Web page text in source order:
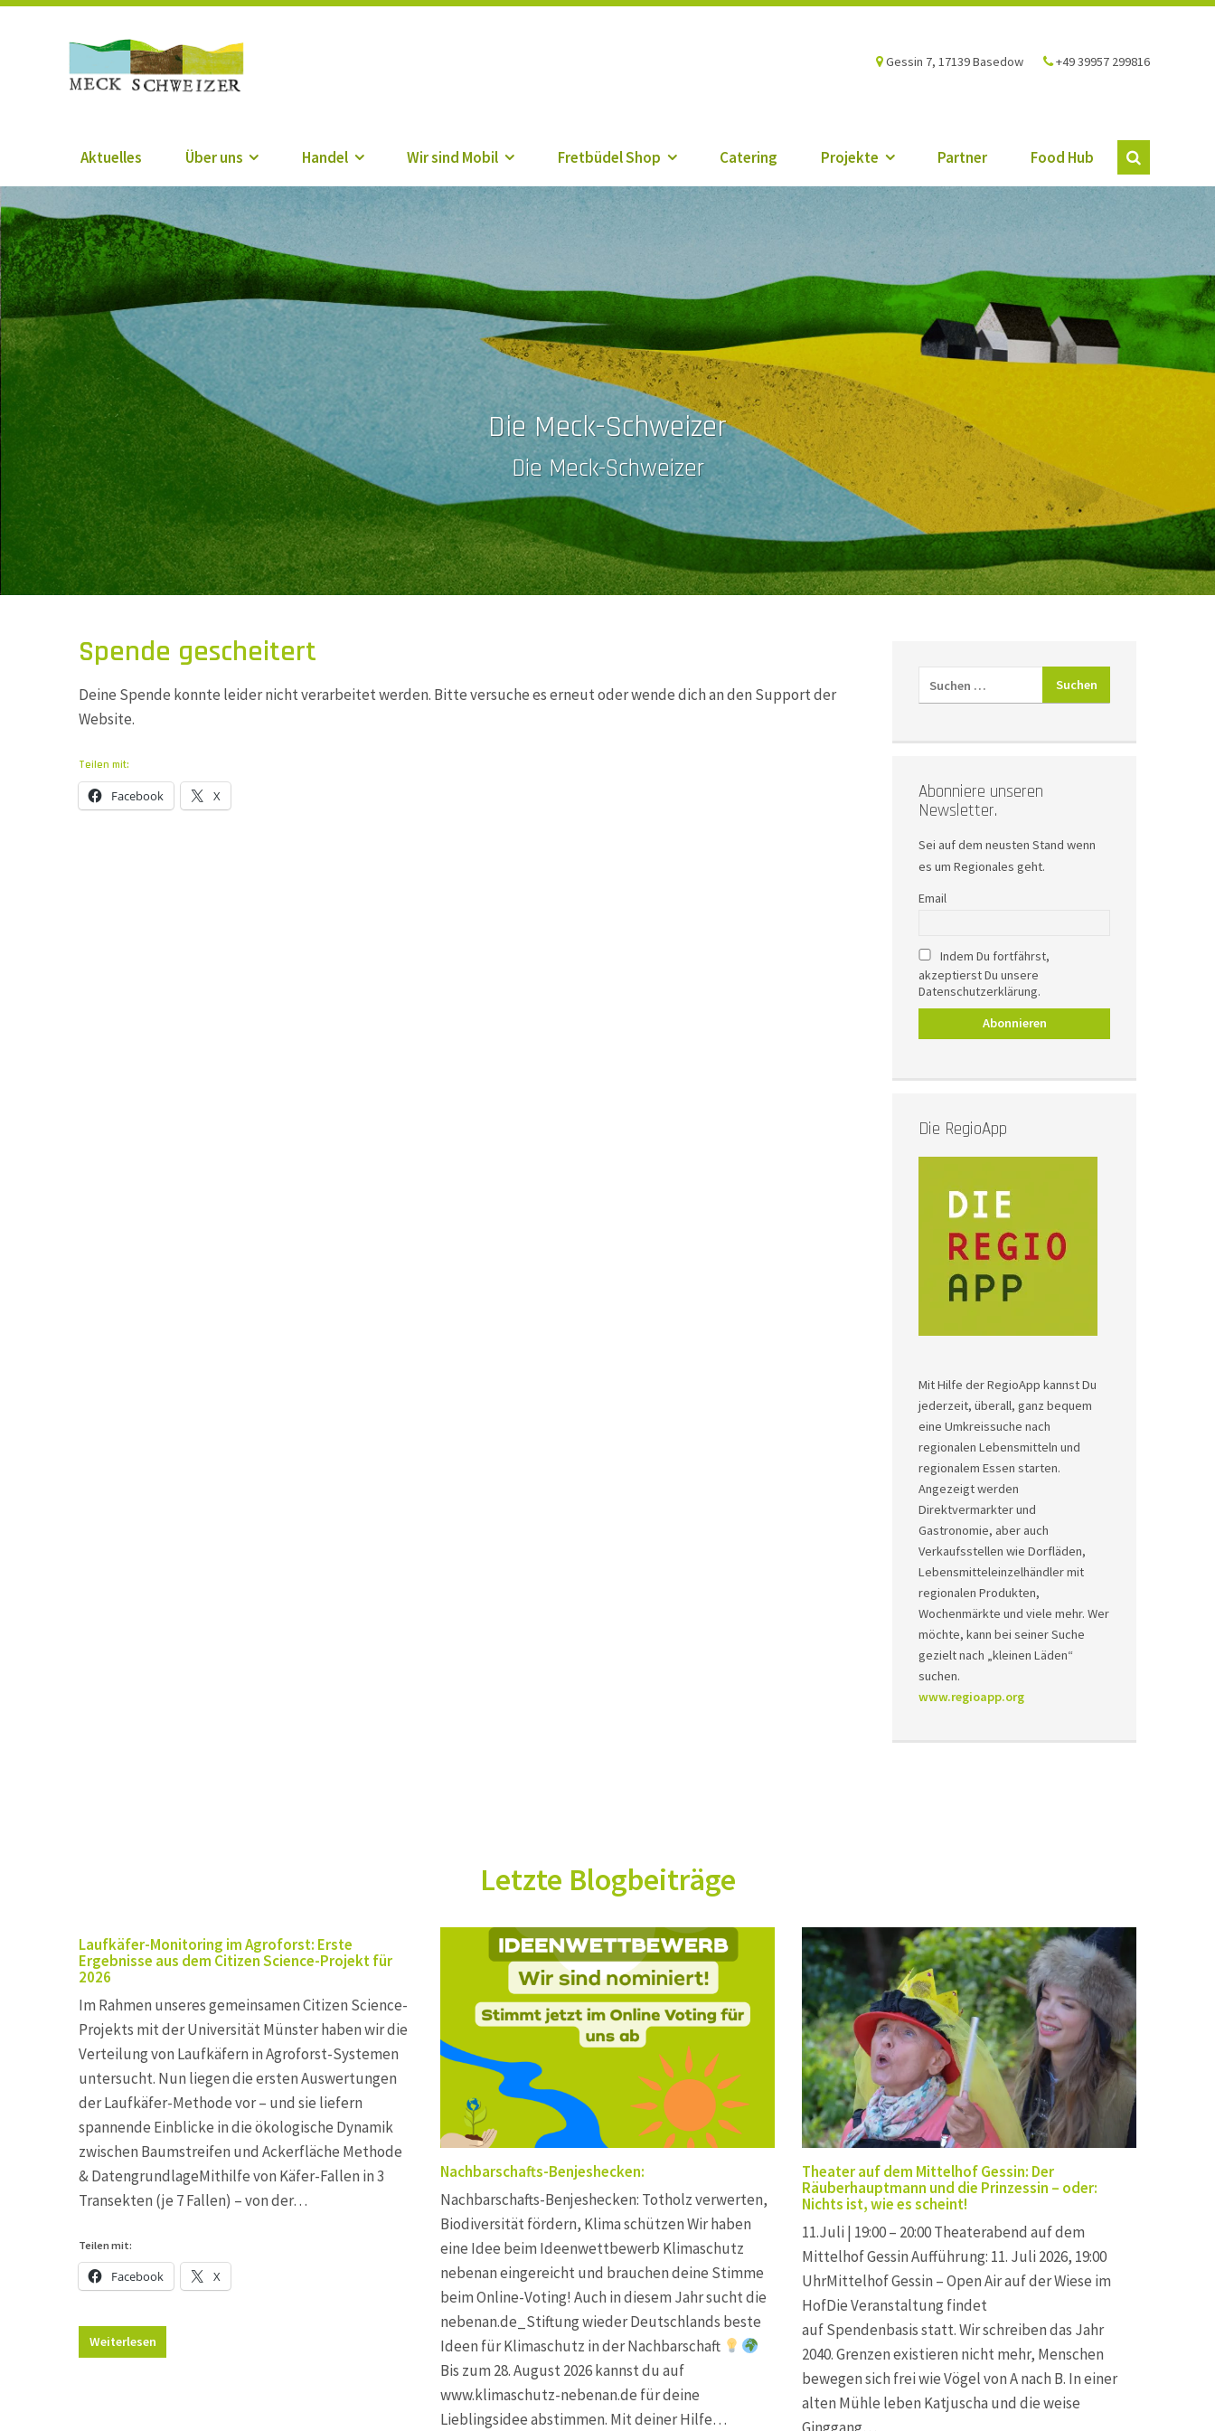
Gessin 7, 17139 Basedow +49 39957 299816
Aktuelles Über uns Handel Wir sind Mobil Fretbüdel Shop Catering Projekte Partner Food Hub
Die Meck-Schweizer
Die Meck-Schweizer
Spende gescheitert
Deine Spende konnte leider nicht verarbeitet werden. Bitte versuche es erneut oder wende dich an den Support der
Website.
Teilen mit:
Facebook X
Abonniere unseren
Newsletter.
Sei auf dem neusten Stand wenn
es um Regionales geht.
Email
Indem Du fortfährst,
akzeptierst Du unsere
Datenschutzerklärung.
Die RegioApp
Mit Hilfe der RegioApp kannst Du
jederzeit, überall, ganz bequem
eine Umkreissuche nach
regionalen Lebensmitteln und
regionalem Essen starten.
Angezeigt werden
Direktvermarkter und
Gastronomie, aber auch
Verkaufsstellen wie Dorfläden,
Lebensmitteleinzelhändler mit
regionalen Produkten,
Wochenmärkte und viele mehr. Wer
möchte, kann bei seiner Suche
gezielt nach „kleinen Läden“
suchen.
www.regioapp.org
Letzte Blogbeiträge
Laufkäfer-Monitoring im Agroforst: Erste
Ergebnisse aus dem Citizen Science-Projekt für
2026
Im Rahmen unseres gemeinsamen Citizen Science-
Projekts mit der Universität Münster haben wir die
Verteilung von Laufkäfern in Agroforst-Systemen
untersucht. Nun liegen die ersten Auswertungen
der Laufkäfer-Methode vor – und sie liefern
spannende Einblicke in die ökologische Dynamik
zwischen Baumstreifen und Ackerfläche Methode
& DatengrundlageMithilfe von Käfer-Fallen in 3
Transekten (je 7 Fallen) – von der…
Teilen mit:
Facebook X
Weiterlesen
Nachbarschafts-Benjeshecken:
Nachbarschafts-Benjeshecken: Totholz verwerten,
Biodiversität fördern, Klima schützen Wir haben
eine Idee beim Ideenwettbewerb Klimaschutz
nebenan eingereicht und brauchen deine Stimme
beim Online-Voting! Auch in diesem Jahr sucht die
nebenan.de_Stiftung wieder Deutschlands beste
Ideen für Klimaschutz in der Nachbarschaft
Bis zum 28. August 2026 kannst du auf
www.klimaschutz-nebenan.de für deine
Lieblingsidee abstimmen. Mit deiner Hilfe…
Theater auf dem Mittelhof Gessin: Der
Räuberhauptmann und die Prinzessin – oder:
Nichts ist, wie es scheint!
11.Juli | 19:00 – 20:00 Theaterabend auf dem
Mittelhof Gessin Aufführung: 11. Juli 2026, 19:00
UhrMittelhof Gessin – Open Air auf der Wiese im
HofDie Veranstaltung findet
auf Spendenbasis statt. Wir schreiben das Jahr
2040. Grenzen existieren nicht mehr, Menschen
bewegen sich frei wie Vögel von A nach B. In einer
alten Mühle leben Katjuscha und die weise